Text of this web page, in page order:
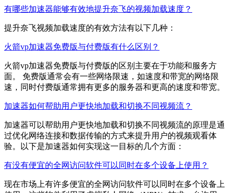
有哪些加速器能够有效地提升奈飞的视频加载速度？
提升奈飞视频加载速度的有效方法有以下几种：
火箭vp加速器免费版与付费版有什么区别？
火箭vp加速器免费版与付费版的区别主要在于功能和服务方
面。 免费版通常会有一些网络限速，如速度和带宽的网络限
速，同时付费版通常拥有更多的服务器和更高的速度和带宽。
加速器如何帮助用户更快地加载和切换不同视频流？
加速器可以帮助用户更快地加载和切换不同视频流的原理是通
过优化网络连接和数据传输的方式来提升用户的视频观看体
验。以下是加速器如何实现这一目标的几个方面：
有没有便宜的全网访问软件可以同时在多个设备上使用？
现在市场上有许多便宜的全网访问软件可以同时在多个设备上